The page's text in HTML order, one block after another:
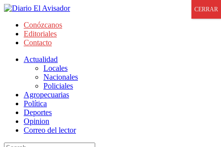
Conózcanos
Editoriales
Contacto
Actualidad
Locales
Nacionales
Policiales
Agropecuarias
Política
Deportes
Opinion
Correo del lector
CERRAR